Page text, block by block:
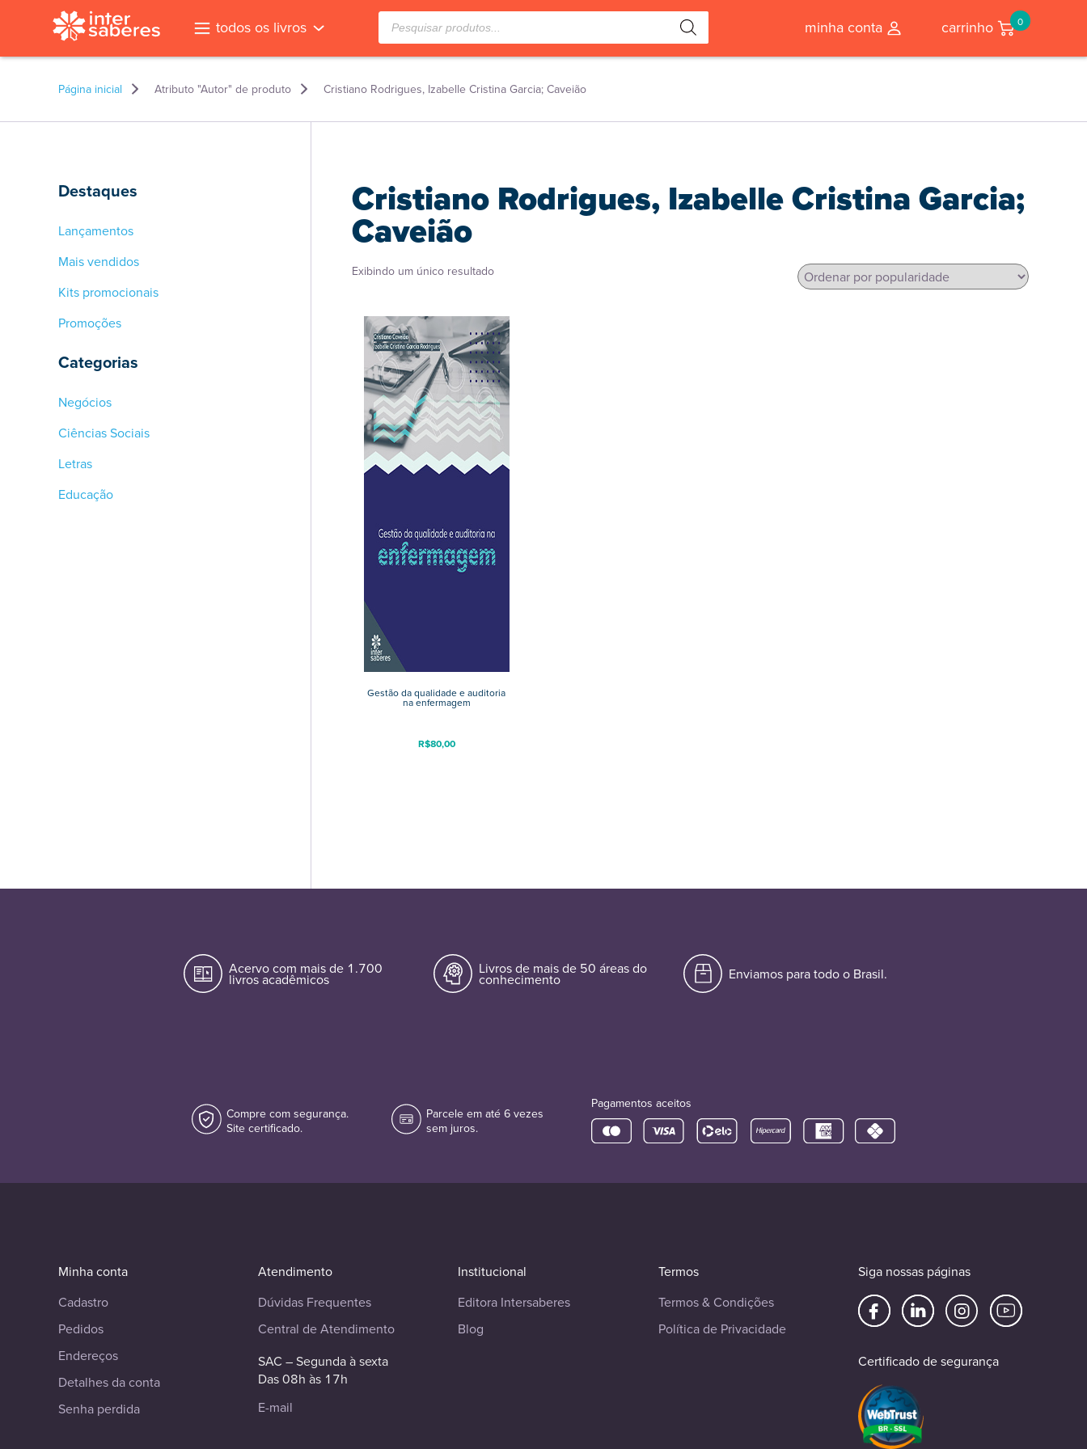
todos os livros
Pesquisar
produtos
minha conta carrinho 0
Página inicial Atributo "Autor" de produto Cristiano Rodrigues, Izabelle Cristina Garcia; Caveião
Destaques
Lançamentos
Mais vendidos
Kits promocionais
Promoções
Categorias
Negócios
Ciências Sociais
Letras
Educação
Cristiano Rodrigues, Izabelle Cristina Garcia;
Caveião
Exibindo um único resultado
Gestão da qualidade e auditoria
na enfermagem
R$80,00
Acervo com mais de 1.700
livros acadêmicos
Livros de mais de 50 áreas do
conhecimento Enviamos para todo o Brasil.
Compre com segurança.
Site certificado.
Parcele em até 6 vezes
sem juros.
Pagamentos aceitos
Minha conta
Cadastro
Pedidos
Endereços
Detalhes da conta
Senha perdida
Atendimento
Dúvidas Frequentes
Central de Atendimento
SAC – Segunda à sexta
Das 08h às 17h
E-mail
Institucional
Editora Intersaberes
Blog
Termos
Termos & Condições
Política de Privacidade
Siga nossas páginas
Certificado de segurança